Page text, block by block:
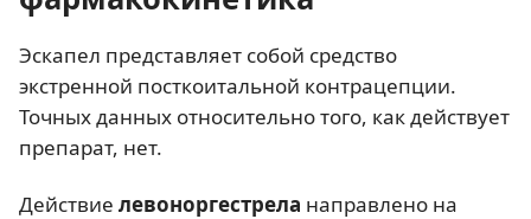
Эскапел представляет собой средство
экстренной посткоитальной контрацепции.
Точных данных относительно того, как действует
препарат, нет.
Действие левоноргестрела направлено на